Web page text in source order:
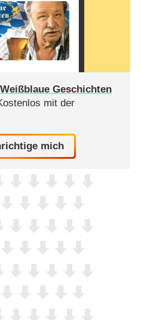
Weißblaue Geschichten
mit der
mich